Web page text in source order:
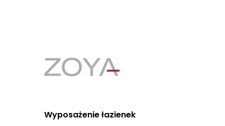
Wyposażenie łazienek